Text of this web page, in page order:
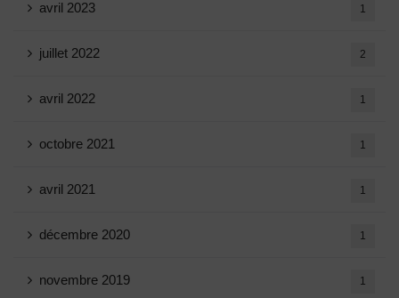
avril 2023 1
juillet 2022 2
avril 2022 1
octobre 2021 1
avril 2021 1
décembre 2020 1
novembre 2019 1